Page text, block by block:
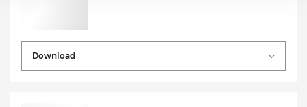
Download